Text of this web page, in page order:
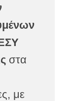
στα
με